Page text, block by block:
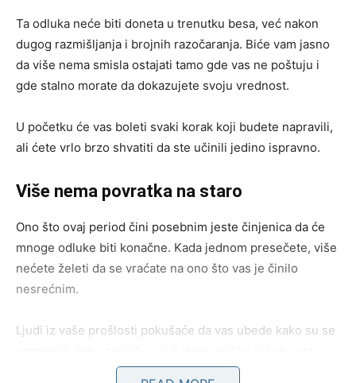
Ta odluka neće biti doneta u trenutku besa, već nakon
dugog razmišljanja i brojnih razočaranja. Biće vam jasno
da više nema smisla ostajati tamo gde vas ne poštuju i
gde stalno morate da dokazujete svoju vrednost.
U početku će vas boleti svaki korak koji budete napravili,
ali ćete vrlo brzo shvatiti da ste učinili jedino ispravno.
Više nema povratka na staro
Ono što ovaj period čini posebnim jeste činjenica da će
mnoge odluke biti konačne. Kada jednom presečete, više
nećete želeti da se vraćate na ono što vas je činilo
nesrećnim.
Ljudi iz vaše prošlosti pokušaće da vas ubede kako su se
pogrešno razumeli celu situaciju. Međutim, vi ćete ovog